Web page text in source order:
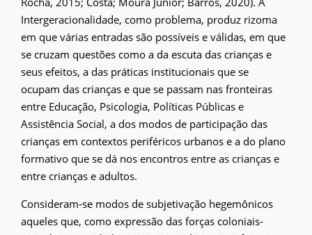
Intergeracionalidade, como problema, produz rizoma
em que várias entradas são possíveis e válidas, em que
se cruzam questões como a da escuta das crianças e
seus efeitos, a das práticas institucionais que se
ocupam das crianças e que se passam nas fronteiras
entre Educação, Psicologia, Políticas Públicas e
Assistência Social, a dos modos de participação das
crianças em contextos periféricos urbanos e a do plano
formativo que se dá nos encontros entre as crianças e
entre crianças e adultos.
Consideram-se modos de subjetivação hegemônicos
aqueles que, como expressão das forças coloniais-